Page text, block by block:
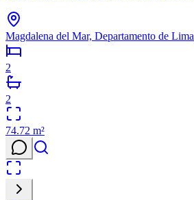
Magdalena del Mar, Departamento de Lima
2
2
74.72 m²